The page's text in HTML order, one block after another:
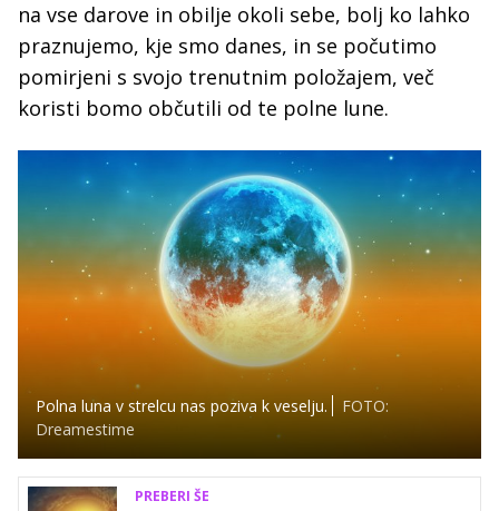
na vse darove in obilje okoli sebe, bolj ko lahko
praznujemo, kje smo danes, in se počutimo
pomirjeni s svojo trenutnim položajem, več
koristi bomo občutili od te polne lune.
Polna luna v strelcu nas poziva k veselju.
FOTO:
Dreamestime
PREBERI ŠE